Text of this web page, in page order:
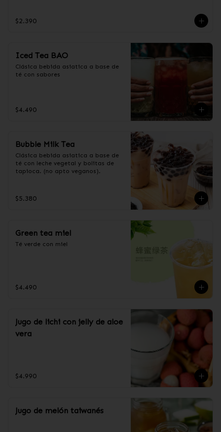
$2.390
Iced Tea BAO
Clásica bebida asiatica a base de
té con sabores
$4.490
Bubble Milk Tea
Clásica bebida asiatica a base de
té con leche vegetal y bolitas de
tapioca. (no apto veganos).
$5.380
Green tea miel
Té verde con miel
$4.490
Jugo de lichi con jelly de aloe
vera
$4.990
Jugo de melón taiwanés